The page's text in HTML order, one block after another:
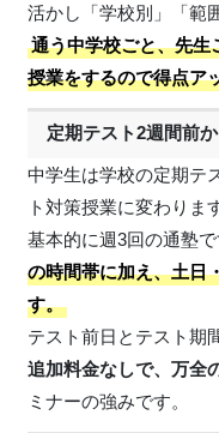
活かし「学校別」「範
通う中学校ごと、先生
授業をするので得点ア
定期テスト2週間前
中学生は学校の定期テ
ト対策授業に変わります
基本的に週3回の通塾で
の時間帯に加え、土日
す。
テスト前日とテスト期
追加料金なしで、万全
ミナーの強みです。